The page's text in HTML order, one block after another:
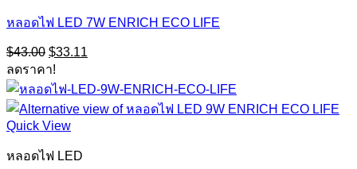
หลอดไฟ LED 7W ENRICH ECO LIFE
$43.00 Original
price
was:
$43.00.
$33.11
$33.11.
ลดราคา!
Quick View
หลอดไฟ LED